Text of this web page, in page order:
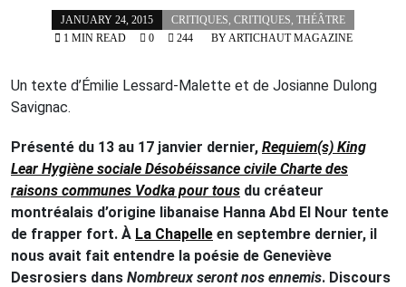
JANUARY 24, 2015 CRITIQUES, CRITIQUES, THÉÂTRE
BYARTICHAUT MAGAZINE
1 MIN READ 0 244
Un texte d’Émilie Lessard-Malette et de Josianne Dulong
Savignac.
Présenté du 13 au 17 janvier dernier, Requiem(s) King
Lear Hygiène sociale Désobéissance civile Charte des
raisons communes Vodka pour tous du créateur
montréalais d’origine libanaise Hanna Abd El Nour tente
de frapper fort. À La Chapelle en septembre dernier, il
nous avait fait entendre la poésie de Geneviève
Desrosiers dans Nombreux seront nos ennemis. Discours